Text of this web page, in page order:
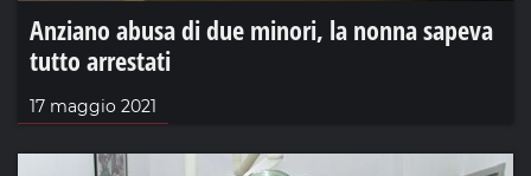
Anziano abusa di due minori, la nonna sapeva
tutto arrestati
17 maggio 2021